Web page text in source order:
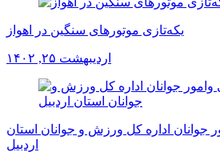
یکه‌تازی موتورهای سنگین در اهواز
اردیبهشت ۲۵, ۱۴۰۲
جوانان اداره کل ورزش و جوانان استان
اردبیل